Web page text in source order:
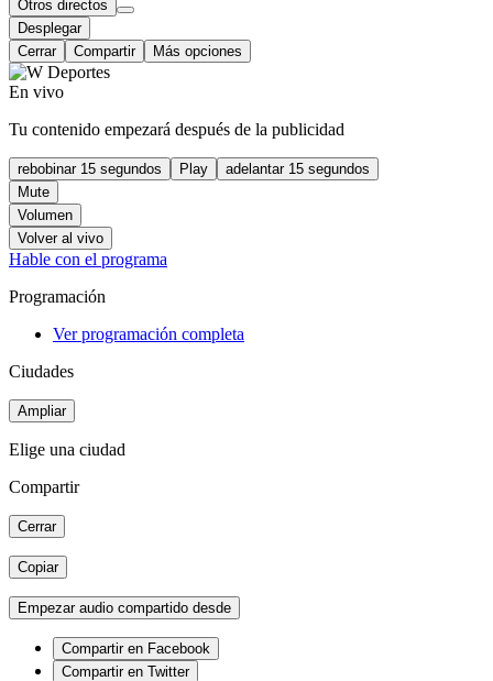
Otros directos
Desplegar
Cerrar
Compartir Más opciones
En vivo
Tu contenido empezará después de la publicidad
rebobinar 15 segundos Play
adelantar 15 segundos
Mute
Volumen
Volver al vivo
Hable con el programa
Programación
Ver programación completa
Ciudades
Ampliar
Elige una ciudad
Compartir
Cerrar
Copiar
Empezar audio compartido desde
Compartir en Facebook
Compartir en Twitter